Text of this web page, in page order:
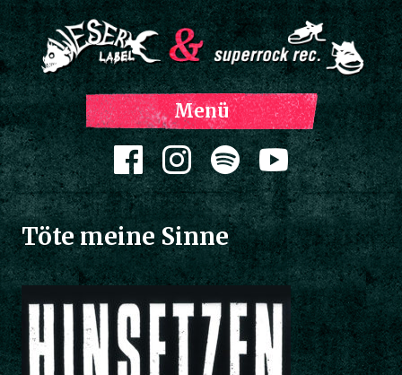
Menü
Zum Inhalt springen
Töte meine Sinne